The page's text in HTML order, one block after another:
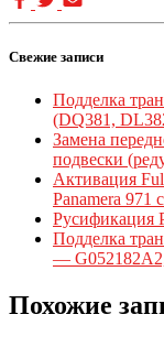
Свежие записи
Подделка
(DQ381,
Замена
подвески
Активация
Panamera 971
Русификация
Подделка
—
Похожие